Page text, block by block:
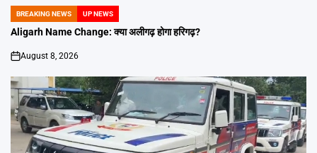
POSTED
IN
BREAKING NEWS UP NEWS
Aligarh Name Change: क्या अलीगढ़ होगा हरिगढ़?
on
August 8, 2026